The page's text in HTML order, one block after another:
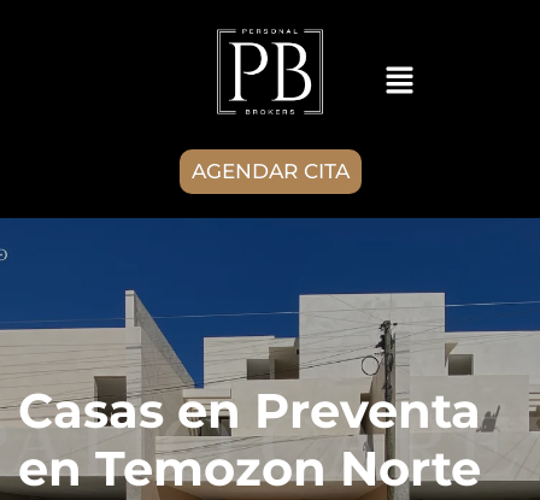
AGENDAR CITA
Casas en Preventa
en Temozon Norte